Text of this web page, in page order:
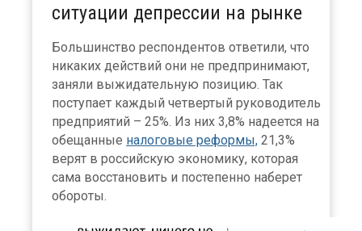
ситуации депрессии на рынке
Большинство респондентов ответили, что
никаких действий они не предпринимают,
заняли выжидательную позицию. Так
поступает каждый четвертый руководитель
предприятий – 25%. Из них 3,8% надеется на
обещанные налоговые реформы, 21,3%
верят в российскую экономику, которая
сама восстановить и постепенно наберет
обороты.